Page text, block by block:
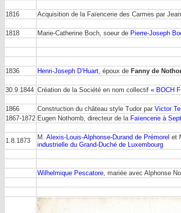
1816 Acquisition de la Faïencerie des Carmes par
1818 Marie-Catherine Boch, soeur de Pierre-Joseph
1836 Henri-Joseph D’Huart, époux de Fanny de
30.9.1844 Création de la Société en nom collectif « BOCH
1866 Construction du château style Tudor par Victor
1867-1872 Eugen Nothomb, directeur de la Faïencerie à
1.8.1873 M. Alexis-Louis-Alphonse-Durand de Prémorel et
industrielle du Grand-Duché de Luxembourg
Wilhelmique Pescatore, mariée avec Alphonse